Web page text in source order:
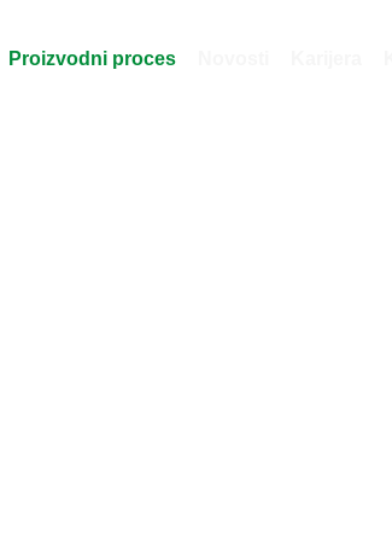
Proizvodni proces